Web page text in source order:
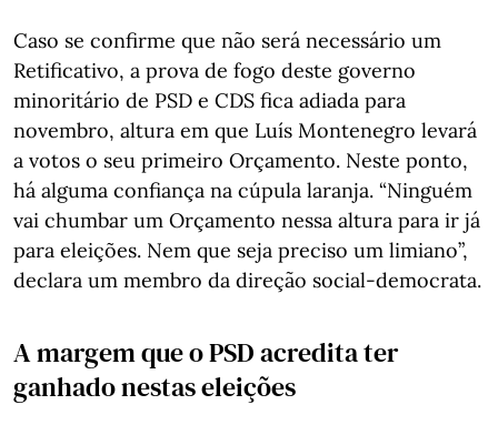
Caso se confirme que não será necessário um
Retificativo, a prova de fogo deste governo
minoritário de PSD e CDS fica adiada para
novembro, altura em que Luís Montenegro levará
a votos o seu primeiro Orçamento. Neste ponto,
há alguma confiança na cúpula laranja. “Ninguém
vai chumbar um Orçamento nessa altura para ir já
para eleições. Nem que seja preciso um limiano”,
declara um membro da direção social-democrata.
A margem que o PSD acredita ter
ganhado nestas eleições